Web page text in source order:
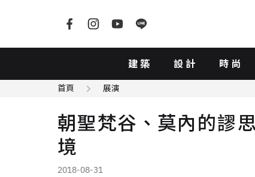
建築 設計 時尚
首頁 展演
朝聖梵谷、莫內的謬
境
2018-08-31